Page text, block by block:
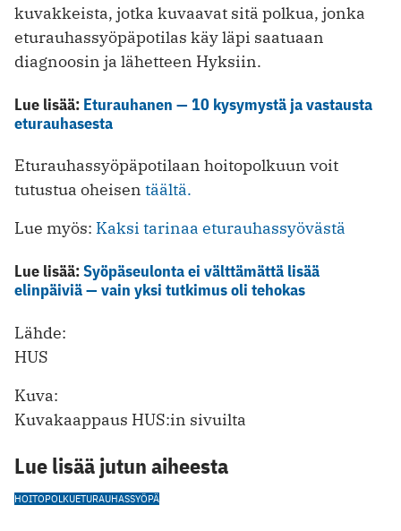
kuvakkeista, jotka kuvaavat sitä polkua, jonka
eturauhassyöpäpotilas käy läpi saatuaan
diagnoosin ja lähetteen Hyksiin.
Lue lisää: Eturauhanen — 10 kysymystä ja vastausta
eturauhasesta
Eturauhassyöpäpotilaan hoitopolkuun voit
tutustua oheisen täältä.
Lue myös: Kaksi tarinaa eturauhassyövästä
Lue lisää:Syöpäseulonta ei välttämättä lisää
elinpäiviä — vain yksi tutkimus oli tehokas
Lähde:
HUS
Kuva:
Kuvakaappaus HUS:in sivuilta
Lue lisää jutun aiheesta
HOITOPOLKUETURAUHASSYÖPÄ